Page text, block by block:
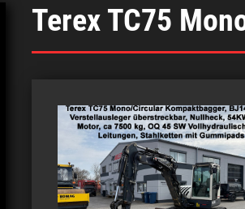
Terex TC75